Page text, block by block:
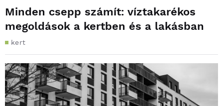
Minden csepp számít: víztakarékos
megoldások a kertben és a lakásban
kert